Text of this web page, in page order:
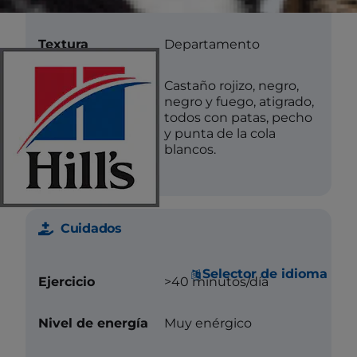
Selector de idioma
Textura Departamento
Color
Castaño rojizo, negro,
negro y fuego, atigrado,
todos con patas, pecho
y punta de la cola
blancos.
Cuidados
Ejercicio >40 minutos/día
Nivel de energía Muy enérgico